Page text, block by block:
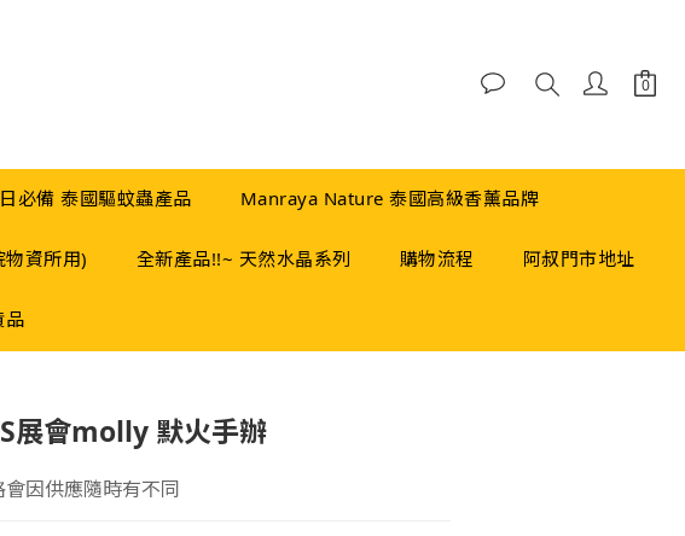
必備 泰國驅蚊蟲產品 Manraya Nature 泰國高級香薰品牌
資所用) 全新產品!!~ 天然水晶系列 購物流程 阿叔門市地址
品
展會molly 默火手辦
會因供應隨時有不同